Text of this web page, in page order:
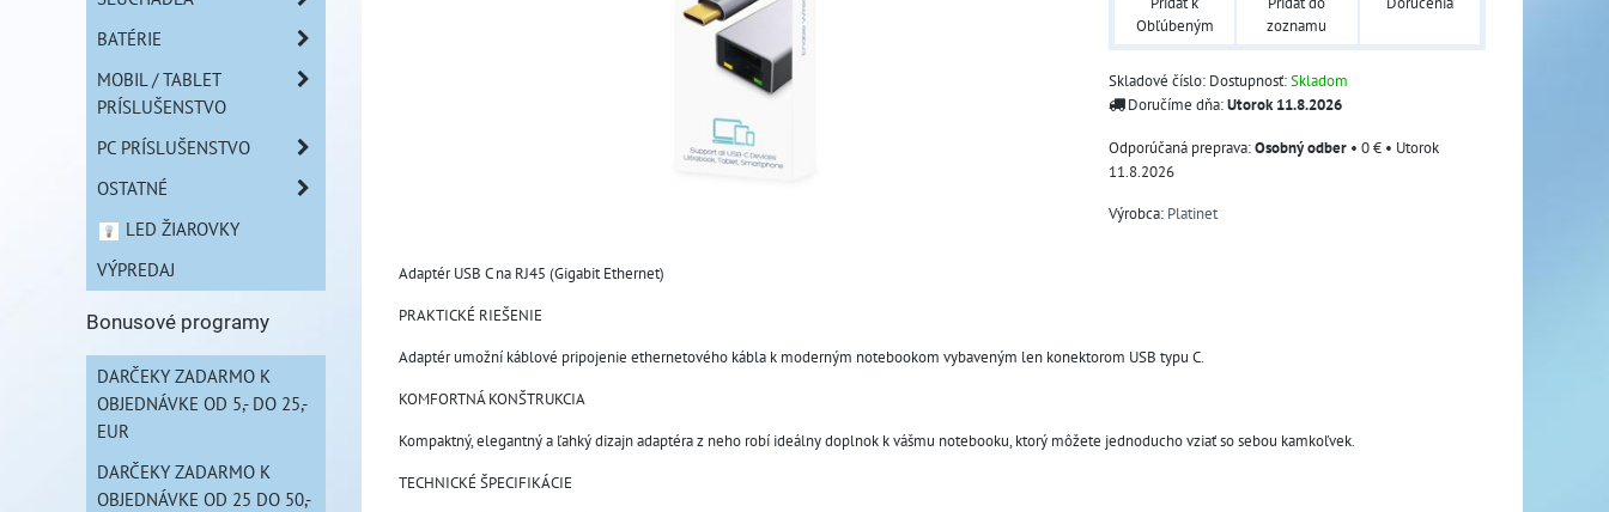
Obľúbeným
zoznamu
Skladové číslo: Dostupnosť:Skladom
Doručíme dňa:Utorok11.8.2026
Osobný odber • 0 € • Utorok
11.8.2026
Výrobca: Platinet
Adaptér USB C na RJ45 (Gigabit Ethernet)
PRAKTICKÉ RIEŠENIE
Adaptér umožní káblové pripojenie ethernetového kábla k moderným notebookom vybaveným len konektorom USB typu C.
KOMFORTNÁ KONŠTRUKCIA
Kompaktný, elegantný a ľahký dizajn adaptéra z neho robí ideálny doplnok k vášmu notebooku, ktorý môžete jednoducho vziať so sebou kamkoľvek.
TECHNICKÉ ŠPECIFIKÁCIE
BATÉRIE
MOBIL / TABLET
PRÍSLUŠENSTVO
PC PRÍSLUŠENSTVO
OSTATNÉ
LED ŽIAROVKY
VÝPREDAJ
Bonusové programy
DARČEKY ZADARMO K
OBJEDNÁVKE OD 5,- DO 25,-
EUR
DARČEKY ZADARMO K
OBJEDNÁVKE OD 25 DO 50,-